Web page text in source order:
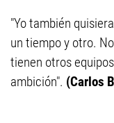
"Yo también
un tiempo y otro.
tienen otros
ambición". (Carlos